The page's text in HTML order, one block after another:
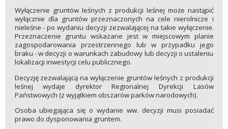
Wyłączenie gruntów leśnych z produkcji leśnej może nastąpić
wyłącznie dla gruntów przeznaczonych na cele nierolnicze i
nieleśne - po wydaniu decyzji zezwalającej na takie wyłączenie.
Przeznaczenie gruntu wskazane jest w miejscowym planie
zagospodarowania przestrzennego lub w przypadku jego
braku - w decyzji o warunkach zabudowy lub decyzji o ustaleniu
lokalizacji inwestycji celu publicznego.
Decyzję zezwalającą na wyłączenie gruntów leśnych z produkcji
leśnej wydaje dyrektor Regionalnej Dyrekcji Lasów
Państwowych (z wyjątkiem obszarów parków narodowych).
Osoba ubiegająca się o wydanie ww. decyzji musi posiadać
prawo do dysponowania gruntem.